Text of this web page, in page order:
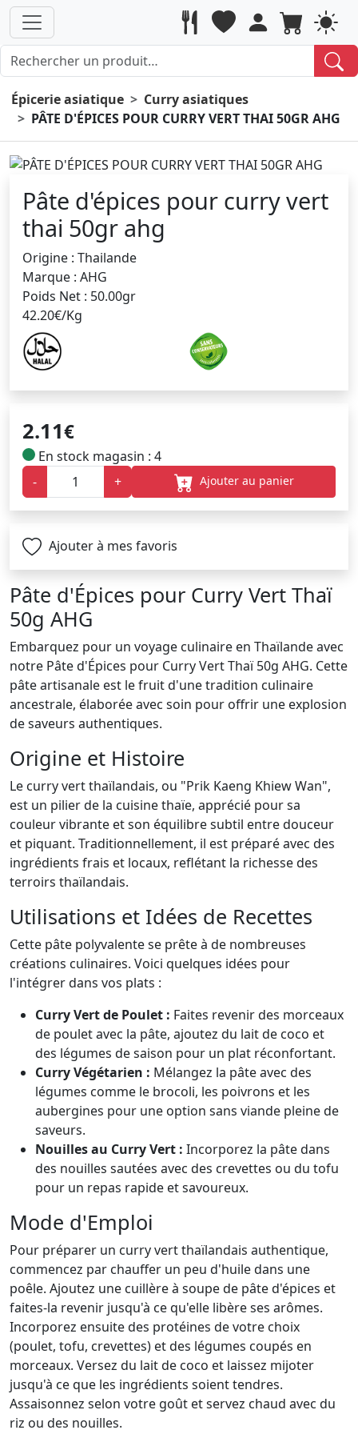
Épicerie asiatique
Curry asiatiques
PÂTE D'ÉPICES POUR CURRY VERT THAI 50GR AHG
Pâte d'épices pour curry vert
thai 50gr ahg
Origine : Thailande
Marque : AHG
Poids Net : 50.00gr
42.20€/Kg
2.11€
En stock magasin : 4
-
+ Ajouter au panier
Ajouter à mes favoris
Pâte d'Épices pour Curry Vert Thaï
50g AHG
Embarquez pour un voyage culinaire en Thaïlande avec
notre Pâte d'Épices pour Curry Vert Thaï 50g AHG. Cette
pâte artisanale est le fruit d'une tradition culinaire
ancestrale, élaborée avec soin pour offrir une explosion
de saveurs authentiques.
Origine et Histoire
Le curry vert thaïlandais, ou "Prik Kaeng Khiew Wan",
est un pilier de la cuisine thaïe, apprécié pour sa
couleur vibrante et son équilibre subtil entre douceur
et piquant. Traditionnellement, il est préparé avec des
ingrédients frais et locaux, reflétant la richesse des
terroirs thaïlandais.
Utilisations et Idées de Recettes
Cette pâte polyvalente se prête à de nombreuses
créations culinaires. Voici quelques idées pour
l'intégrer dans vos plats :
Curry Vert de Poulet : Faites revenir des morceaux
de poulet avec la pâte, ajoutez du lait de coco et
des légumes de saison pour un plat réconfortant.
Curry Végétarien : Mélangez la pâte avec des
légumes comme le brocoli, les poivrons et les
aubergines pour une option sans viande pleine de
saveurs.
Nouilles au Curry Vert : Incorporez la pâte dans
des nouilles sautées avec des crevettes ou du tofu
pour un repas rapide et savoureux.
Mode d'Emploi
Pour préparer un curry vert thaïlandais authentique,
commencez par chauffer un peu d'huile dans une
poêle. Ajoutez une cuillère à soupe de pâte d'épices et
faites-la revenir jusqu'à ce qu'elle libère ses arômes.
Incorporez ensuite des protéines de votre choix
(poulet, tofu, crevettes) et des légumes coupés en
morceaux. Versez du lait de coco et laissez mijoter
jusqu'à ce que les ingrédients soient tendres.
Assaisonnez selon votre goût et servez chaud avec du
riz ou des nouilles.